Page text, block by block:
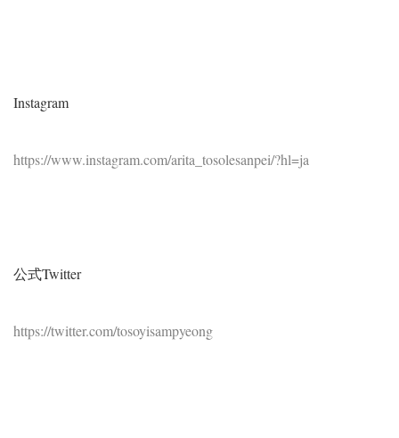
Instagram
https://www.instagram.com/arita_tosolesanpei/?hl=ja
公式Twitter
https://twitter.com/tosoyisampyeong